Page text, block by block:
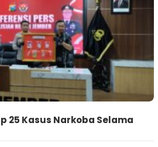
25 Kasus Narkoba Selama